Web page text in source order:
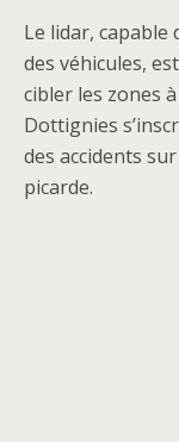
Le lidar, capable
des véhicules,
cibler les zones
Dottignies
des accidents
picarde.